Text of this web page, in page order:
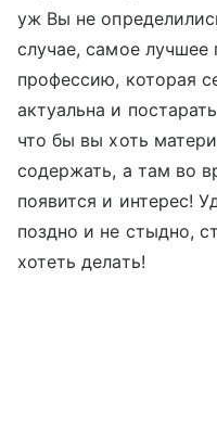
уж Вы не
случае, самое лучшее
профессию, которая
актуальна и
что бы вы хоть
содержать, а там во
появится и интерес!
поздно и не стыдно,
хотеть делать!